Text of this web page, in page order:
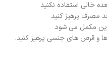
خالی استفاده نکنید
مصرف پرهیز کنید
این مکمل می شود
و قرص های جنسی پرهیز کنید.